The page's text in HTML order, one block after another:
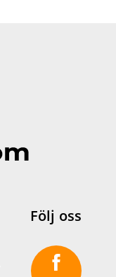
Följ oss